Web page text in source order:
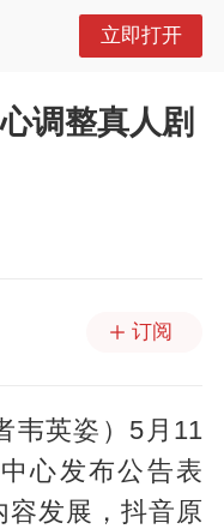
立即打开
调整真人剧
订阅
韦英姿）5月11
心发布公告表
容发展，抖音原